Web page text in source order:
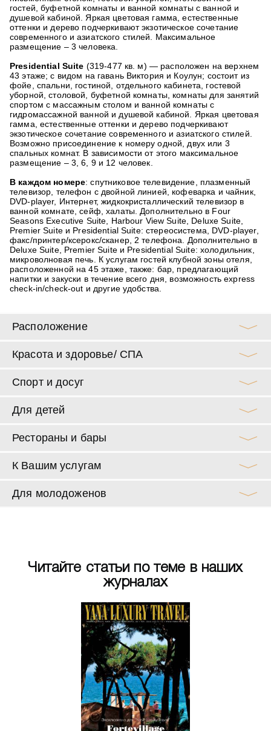
гостей, буфетной комнаты и ванной комнаты с ванной и
душевой кабиной. Яркая цветовая гамма, естественные
оттенки и дерево подчеркивают экзотическое сочетание
современного и азиатского стилей. Максимальное
размещение – 3 человека.
Presidential Suite (319-477 кв. м) — расположен на верхнем
43 этаже; с видом на гавань Виктория и Коулун; состоит из
фойе, спальни, гостиной, отдельного кабинета, гостевой
уборной, столовой, буфетной комнаты, комнаты для занятий
спортом с массажным столом и ванной комнаты с
гидромассажной ванной и душевой кабиной. Яркая цветовая
гамма, естественные оттенки и дерево подчеркивают
экзотическое сочетание современного и азиатского стилей.
Возможно присоединение к номеру одной, двух или 3
спальных комнат. В зависимости от этого максимальное
размещение – 3, 6, 9 и 12 человек.
В каждом номере: спутниковое телевидение, плазменный
телевизор, телефон с двойной линией, кофеварка и чайник,
DVD-player, Интернет, жидкокристаллический телевизор в
ванной комнате, сейф, халаты. Дополнительно в Four
Seasons Executive Suite, Harbour View Suite, Deluxe Suite,
Premier Suite и Presidential Suite: стереосистема, DVD-player,
факс/принтер/ксерокс/сканер, 2 телефона. Дополнительно в
Deluxe Suite, Premier Suite и Presidential Suite: холодильник,
микроволновая печь. К услугам гостей клубной зоны отеля,
расположенной на 45 этаже, также: бар, предлагающий
напитки и закуски в течение всего дня, возможность express
check-in/check-out и другие удобства.
Расположение
Красота и здоровье/ СПА
Спорт и досуг
Для детей
Рестораны и бары
К Вашим услугам
Для молодоженов
Читайте статьи по теме в наших
журналах